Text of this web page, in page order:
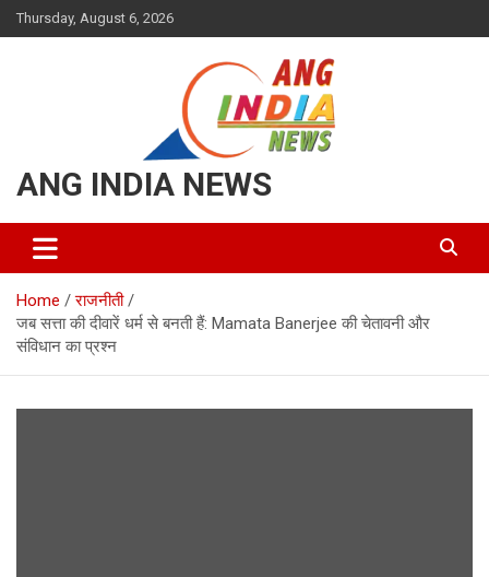
Skip
to
Thursday, August 6, 2026
ANG INDIA NEWS
Home
राजनीती
जब सत्ता की दीवारें धर्म से बनती हैं: Mamata Banerjee की चेतावनी और
संविधान का प्रश्न